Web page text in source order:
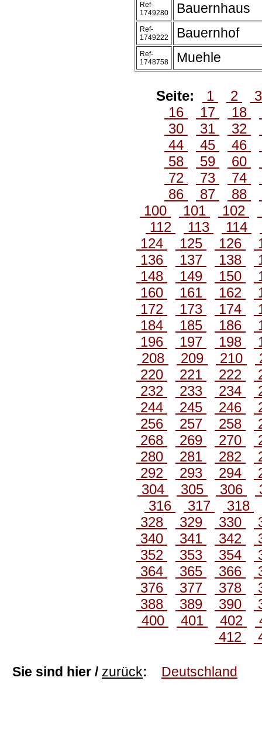
Ref-
1749280
Bauernhaus
Ref-
1749222
Bauernhof
Ref-
1748758
Muehle
Seite: 1 2
16
17 18
30
31 32
44
45 46
58
59 60
72
73 74
86
87 88
100
101 102
112
113 114
124
125 126
136
137 138
148
149 150
160
161 162
172
173 174
184
185 186
196
197 198
208
209 210
220
221 222
232
233 234
244
245 246
256
257 258
268
269 270
280
281 282
292
293 294
304
305 306
316
317
318
328
329 330
340
341 342
352
353 354
364
365 366
376
377 378
388
389 390
400
401 402
412
Sie sind hier / zurück: Deutschland